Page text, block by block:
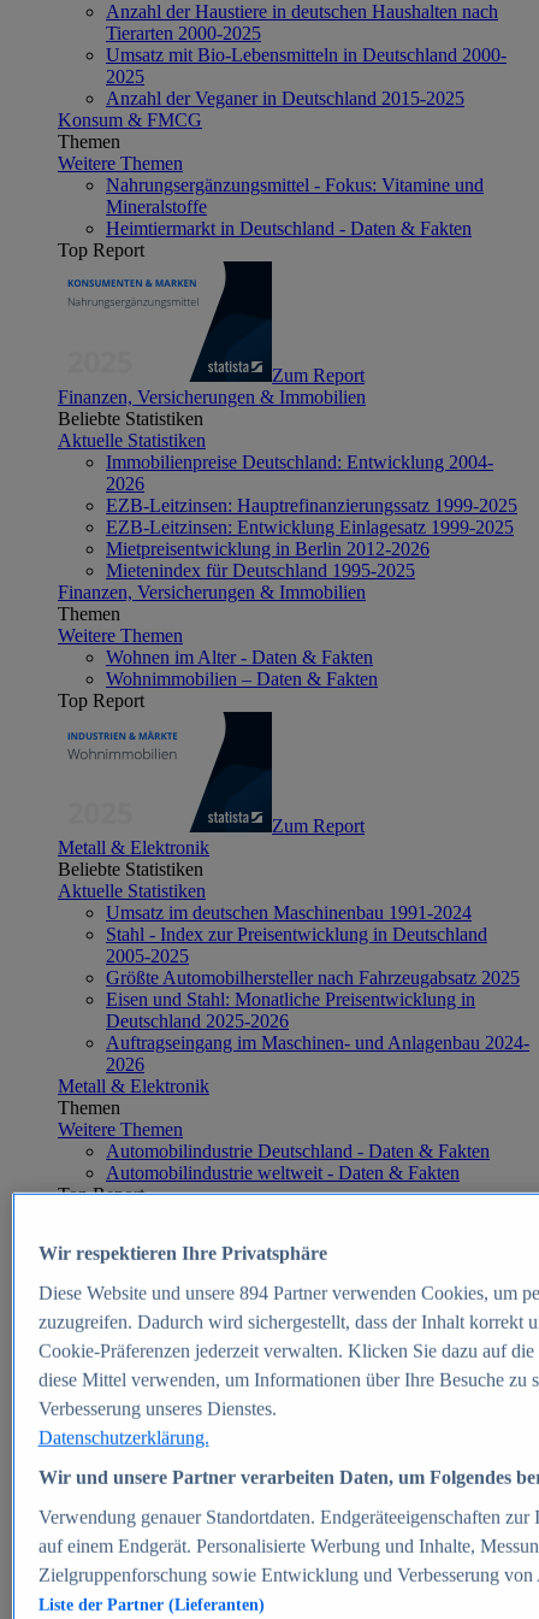
Anzahl der Haustiere in deutschen Haushalten nach
Tierarten 2000-2025
Umsatz mit Bio-Lebensmitteln in Deutschland 2000-
2025
Anzahl der Veganer in Deutschland 2015-2025
Konsum & FMCG
Themen
Weitere Themen
Nahrungsergänzungsmittel - Fokus: Vitamine und
Mineralstoffe
Heimtiermarkt in Deutschland - Daten & Fakten
Top Report
Zum Report
Finanzen, Versicherungen & Immobilien
Beliebte Statistiken
Aktuelle Statistiken
Immobilienpreise Deutschland: Entwicklung 2004-
2026
EZB-Leitzinsen: Hauptrefinanzierungssatz 1999-2025
EZB-Leitzinsen: Entwicklung Einlagesatz 1999-2025
Mietpreisentwicklung in Berlin 2012-2026
Mietenindex für Deutschland 1995-2025
Finanzen, Versicherungen & Immobilien
Themen
Weitere Themen
Wohnen im Alter - Daten & Fakten
Wohnimmobilien – Daten & Fakten
Top Report
Zum Report
Metall & Elektronik
Beliebte Statistiken
Aktuelle Statistiken
Umsatz im deutschen Maschinenbau 1991-2024
Stahl - Index zur Preisentwicklung in Deutschland
2005-2025
Größte Automobilhersteller nach Fahrzeugabsatz 2025
Eisen und Stahl: Monatliche Preisentwicklung in
Deutschland 2025-2026
Auftragseingang im Maschinen- und Anlagenbau 2024-
2026
Metall & Elektronik
Themen
Weitere Themen
Automobilindustrie Deutschland - Daten & Fakten
Automobilindustrie weltweit - Daten & Fakten
Top Report
Zum Report
E-commerce
Beliebte Statistiken
Aktuelle Statistiken
E-Commerce - Entwicklung des Umsatzes in
Deutschland 1999-2025
Umsatz von Amazon in Deutschland und weltweit
2010-2025
B2C-E-Commerce: Top-50 Online Shops in
Deutschland 2024
Marktanteile von Online-Zahlungsverfahren in
Deutschland 2024
Umsatzstarke Warengruppen im Online-Handel in
Deutschland 2023-2025
Wir respektieren Ihre Privatsphäre
Diese Website und unsere 894Partner verwenden Cookies, um
zuzugreifen. Dadurch wird sichergestellt, dass der Inhalt korrekt
Cookie-Präferenzen jederzeit verwalten. Klicken Sie dazu auf
diese Mittel verwenden, um Informationen über Ihre Besuche
Verbesserung unseres Dienstes.
Datenschutzerklärung.
Wir und unsere Partner verarbeiten Daten, um Folgendes
Verwendung genauer Standortdaten. Endgeräteeigenschaften
auf einem Endgerät. Personalisierte Werbung und Inhalte,
Zielgruppenforschung sowie Entwicklung und Verbesserung von
Liste der Partner (Lieferanten)